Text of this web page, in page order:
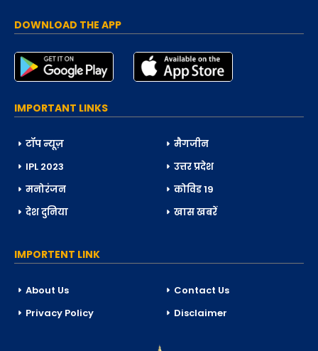
DOWNLOAD THE APP
IMPORTANT LINKS
टॉप न्यूज़
मैगजीन
IPL 2023
उत्तर प्रदेश
मनोरंजन
कोविड 19
देश दुनिया
खास खबरें
IMPORTENT LINK
About Us
Contact Us
Privacy Policy
Disclaimer